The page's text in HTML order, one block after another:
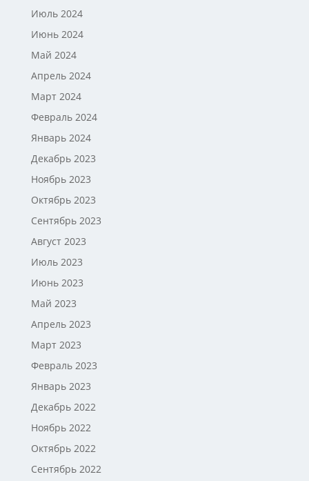
Июль 2024
Июнь 2024
Май 2024
Апрель 2024
Март 2024
Февраль 2024
Январь 2024
Декабрь 2023
Ноябрь 2023
Октябрь 2023
Сентябрь 2023
Август 2023
Июль 2023
Июнь 2023
Май 2023
Апрель 2023
Март 2023
Февраль 2023
Январь 2023
Декабрь 2022
Ноябрь 2022
Октябрь 2022
Сентябрь 2022